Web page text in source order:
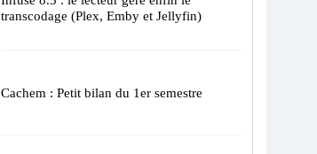
transcodage (Plex, Emby et Jellyfin)
Cachem : Petit bilan du 1er semestre